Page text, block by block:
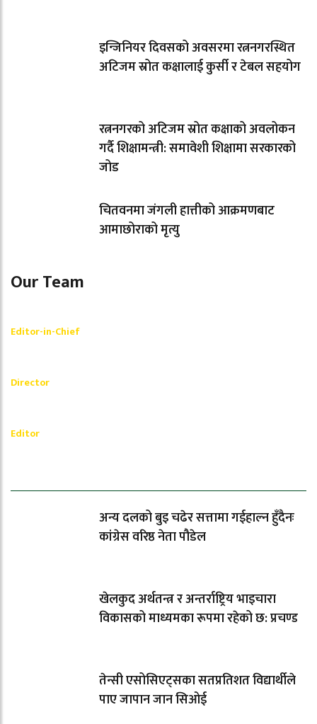
इन्जिनियर दिवसको अवसरमा रत्ननगरस्थित
अटिजम स्रोत कक्षालाई कुर्सी र टेबल सहयोग
रत्ननगरको अटिजम स्रोत कक्षाको अवलोकन
गर्दै शिक्षामन्त्री: समावेशी शिक्षामा सरकारको
जोड
चितवनमा जंगली हात्तीको आक्रमणबाट
आमाछोराको मृत्यु
Our Team
Editor-in-Chief
Director
Editor
अन्य दलको बुइ चढेर सत्तामा गईहाल्न हुँदैनः
कांग्रेस वरिष्ठ नेता पौडेल
खेलकुद अर्थतन्त्र र अन्तर्राष्ट्रिय भाइचारा
विकासको माध्यमका रूपमा रहेको छ: प्रचण्ड
तेन्सी एसोसिएट्सका सतप्रतिशत विद्यार्थीले
पाए जापान जान सिओई